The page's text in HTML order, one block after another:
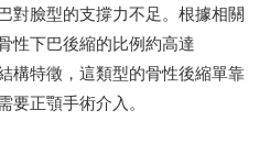
對臉型的支撐力不足。根據相關
性下巴後縮的比例約高達
構特徵，這類型的骨性後縮單靠
正顎手術介入。